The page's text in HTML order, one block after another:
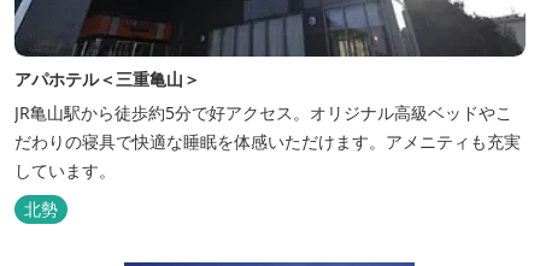
アパホテル＜三重亀山＞
JR亀山駅から徒歩約5分で好アクセス。オリジナル高級ベッドやこ
だわりの寝具で快適な睡眠を体感いただけます。アメニティも充実
しています。
北勢